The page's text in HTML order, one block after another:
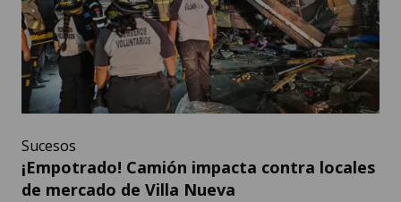
Sucesos
¡Empotrado! Camión impacta contra locales
de mercado de Villa Nueva